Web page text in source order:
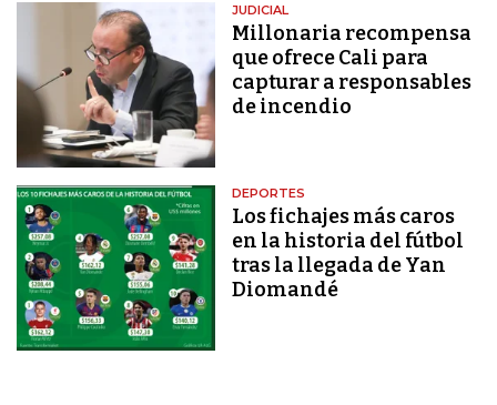
JUDICIAL
Millonaria recompensa
que ofrece Cali para
capturar a responsables
de incendio
DEPORTES
Los fichajes más caros
en la historia del fútbol
tras la llegada de Yan
Diomandé